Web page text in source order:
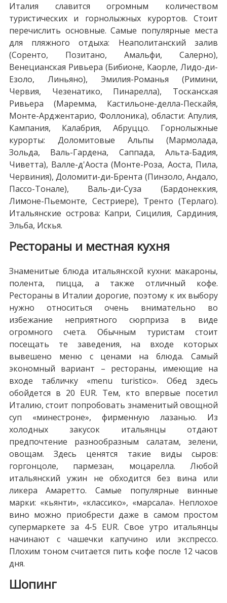
Италия славится огромным количеством
туристических и горнолыжных курортов. Стоит
перечислить основные. Самые популярные места
для пляжного отдыха: Неаполитанский залив
(Соренто, Позитано, Амальфи, Салерно),
Венецианская Ривьера (Бибионе, Каорле, Лидо-ди-
Езоло, Линьяно), Эмилия-Романья (Римини,
Червия, Чезенатико, Пинарелла), Тосканская
Ривьера (Маремма, Кастильоне-делла-Пескайя,
Монте-Арджентарио, Фоллоника), области: Апулия,
Кампания, Калабрия, Абруццо. Горнолыжные
курорты: Доломитовые Альпы (Мармолада,
Зольда, Валь-Гардена, Саппада, Альта-Бадия,
Чиветта), Валле-д'Аоста (Монте-Роза, Аоста, Пила,
Червиния), Доломити-ди-Брента (Пинзоло, Андало,
Пассо-Тонале), Валь-ди-Суза (Бардонеккия,
Лимоне-Пьемонте, Сестриере), Тренто (Терлаго).
Итальянские острова: Капри, Сицилия, Сардиния,
Эльба, Искья.
Рестораны и местная кухня
Знаменитые блюда итальянской кухни: макароны,
полента, пицца, а также отличный кофе.
Рестораны в Италии дорогие, поэтому к их выбору
нужно относиться очень внимательно во
избежание неприятного сюрприза в виде
огромного счета. Обычным туристам стоит
посещать те заведения, на входе которых
вывешено меню с ценами на блюда. Самый
экономный вариант – рестораны, имеющие на
входе табличку «menu turistico». Обед здесь
обойдется в 20 EUR. Тем, кто впервые посетил
Италию, стоит попробовать знаменитый овощной
суп «минестроне», фирменную лазанью. Из
холодных закусок итальянцы отдают
предпочтение разнообразным салатам, зелени,
овощам. Здесь ценятся такие виды сыров:
горгонцоле, пармезан, моцарелла. Любой
итальянский ужин не обходится без вина или
ликера Амаретто. Самые популярные винные
марки: «кьянти», «классико», «марсала». Неплохое
вино можно приобрести даже в самом простом
супермаркете за 4-5 EUR. Свое утро итальянцы
начинают с чашечки капучино или экспрессо.
Плохим тоном считается пить кофе после 12 часов
дня.
Шопинг